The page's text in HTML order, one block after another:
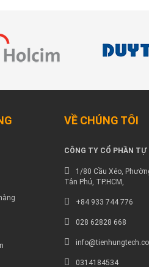
VỀ CHÚNG TÔI
CÔNG TY CỔ PHẦN
1/80 Cầu Xéo,
Tân Phú, TP.HCM,
+84 933 744 776
028 62828 668
0314184534